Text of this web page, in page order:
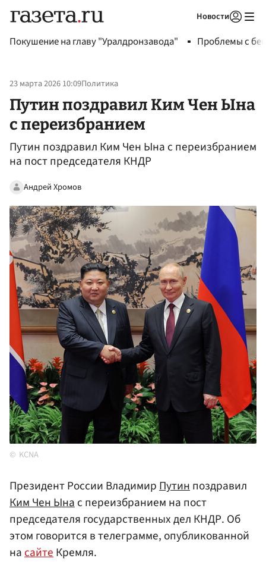
Новости
Покушение на главу "Уралдронзавода" Проблемы с
23 марта 2026 10:09Политика
Путин поздравил Ким Чен Ына
с переизбранием
Путин поздравил Ким Чен Ына с переизбранием
на пост председателя КНДР
Андрей Хромов
KCNA
Президент России ВладимирПутинпоздравил
Ким Чен Ынас переизбранием на пост
председателя государственных дел КНДР. Об
этом говорится в телеграмме, опубликованной
насайтеКремля.